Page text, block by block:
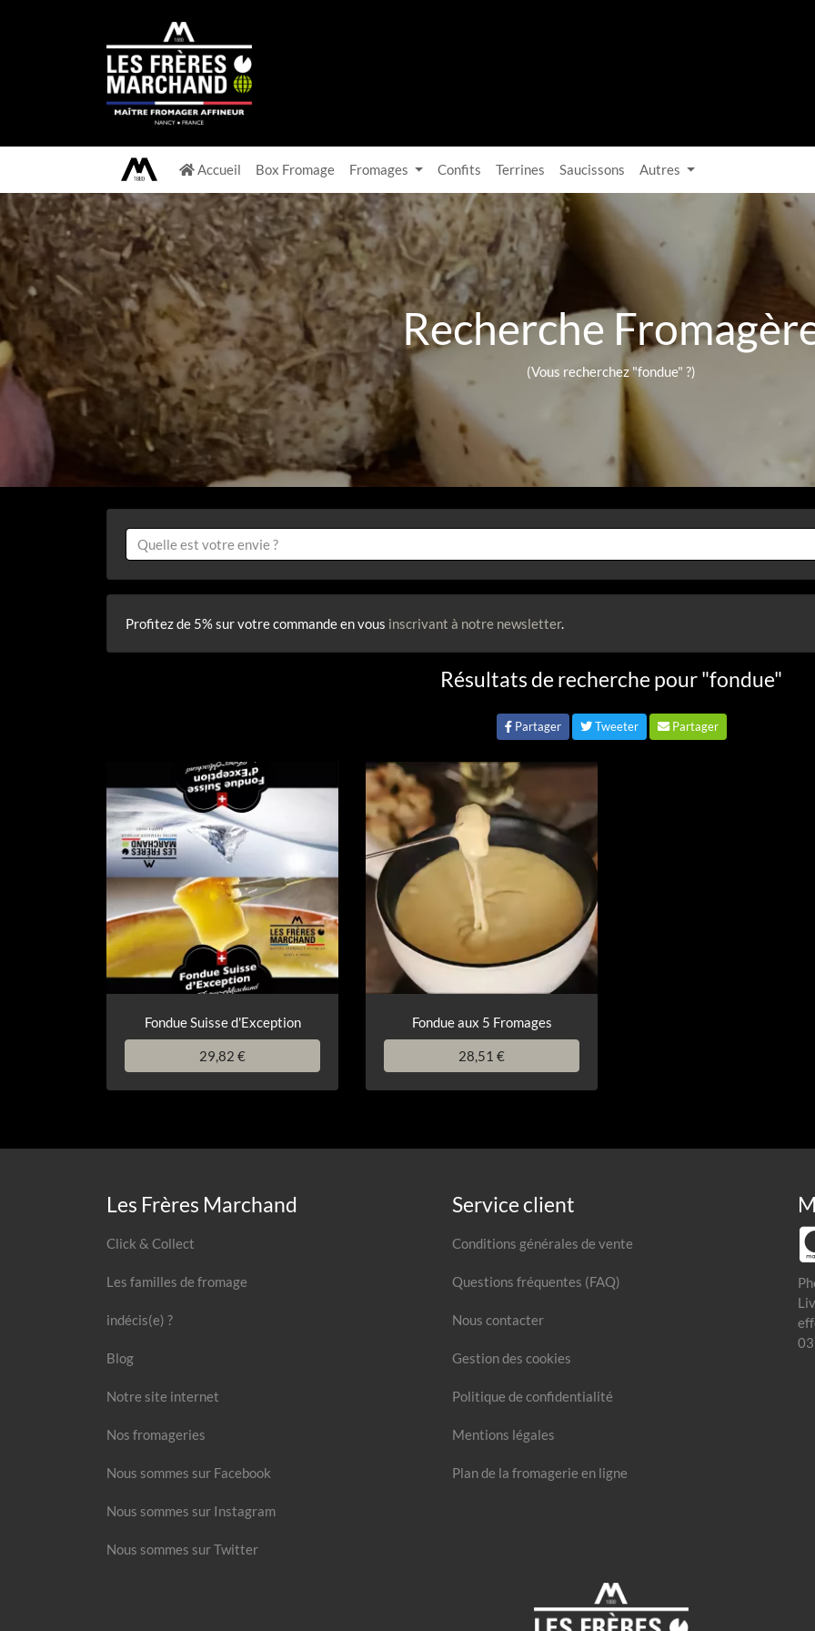
Accueil Box Fromage Fromages Confits Terrines Saucissons Autres
Recherche
(Vous recherchez "fondue" ?)
Profitez de 5% sur votre commande en vous inscrivant à notre newsletter.
Résultats de recherche pour "fondue"
Partager Tweeter Partager
Fondue Suisse d'Exception
29,82 €
Fondue aux 5 Fromages
28,51 €
Les Frères Marchand
Click & Collect
Les familles de fromage
indécis(e) ?
Blog
Notre site internet
Nos fromageries
Nous sommes sur Facebook
Nous sommes sur Instagram
Nous sommes sur Twitter
Service client
Conditions générales de vente
Questions fréquentes (FAQ)
Nous contacter
Gestion des cookies
Politique de confidentialité
Mentions légales
Plan de la fromagerie en ligne